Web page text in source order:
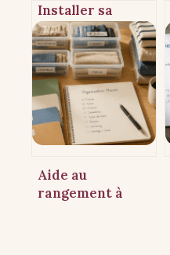
Installer sa
machine à laver :
65 cm
d’évacuation et 3
réflexes pour
éviter les fuites
Aide au
rangement à